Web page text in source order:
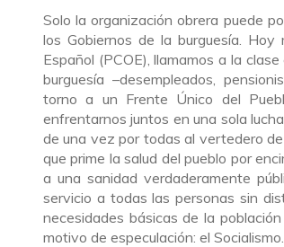
Solo la organización obrera puede
los Gobiernos de la burguesía.
Español (PCOE), llamamos a la
burguesía –desempleados,
torno a un Frente Único del
enfrentarnos juntos en una sola
de una vez por todas al vertedero
que prime la salud del pueblo por
a una sanidad verdaderamente
servicio a todas las personas sin
necesidades básicas de la
motivo de especulación: el Socialismo.